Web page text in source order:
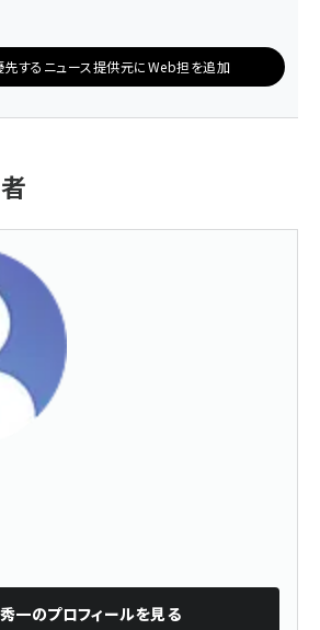
先するニュース提供元にWeb担を追加
一のプロフィールを見る